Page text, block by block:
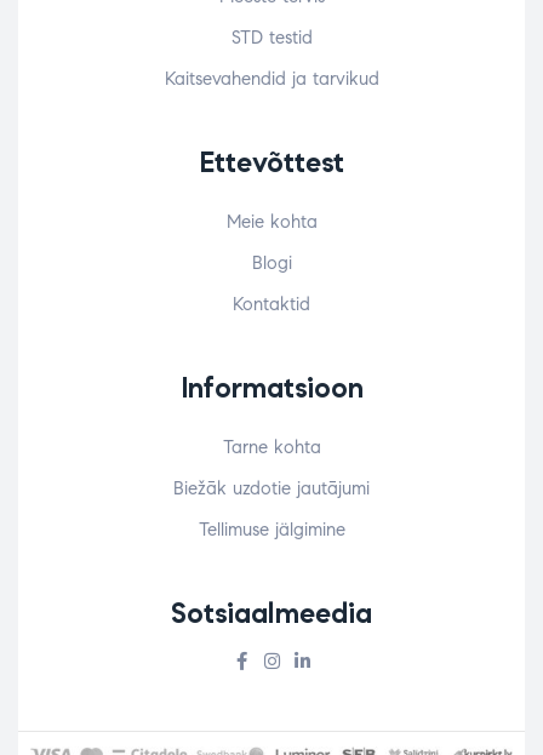
STD testid
Kaitsevahendid ja tarvikud
Ettevõttest
Meie kohta
Blogi
Kontaktid
Informatsioon
Tarne kohta
Biežāk uzdotie jautājumi
Tellimuse jälgimine
Sotsiaalmeedia